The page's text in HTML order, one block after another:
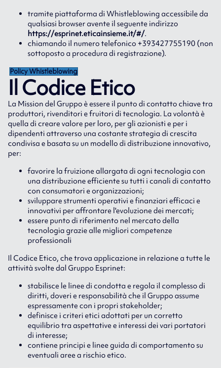
tramite piattaforma di Whistleblowing accessibile da
qualsiasi browser avente il seguente indirizzo
https://esprinet.eticainsieme.it/#/.
chiamando il numero telefonico +393427755190 (non
sottoposto a procedura di registrazione).
Policy Whistleblowing
Il Codice Etico
La Mission del Gruppo è essere il punto di contatto chiave tra
produttori, rivenditori e fruitori di tecnologia. La volontà è
quella di creare valore per loro, per gli azionisti e per i
dipendenti attraverso una costante strategia di crescita
condivisa e basata su un modello di distribuzione innovativo,
per:
favorire la fruizione allargata di ogni tecnologia con
una distribuzione efficiente su tutti i canali di contatto
con consumatori e organizzazioni;
sviluppare strumenti operativi e finanziari efficaci e
innovativi per affrontare l'evoluzione dei mercati;
essere punto di riferimento nel mercato della
tecnologia grazie alle migliori competenze
professionali
Il Codice Etico, che trova applicazione in relazione a tutte le
attività svolte dal Gruppo Esprinet:
stabilisce le linee di condotta e regola il complesso di
diritti, doveri e responsabilità che il Gruppo assume
espressamente con i propri stakeholder;
definisce i criteri etici adottati per un corretto
equilibrio tra aspettative e interessi dei vari portatori
di interesse;
contiene principi e linee guida di comportamento su
eventuali aree a rischio etico.